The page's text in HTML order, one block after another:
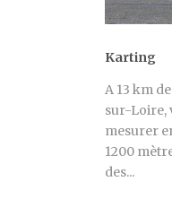
Karting
A 13 km
sur-Loire,
mesurer
1200
des...